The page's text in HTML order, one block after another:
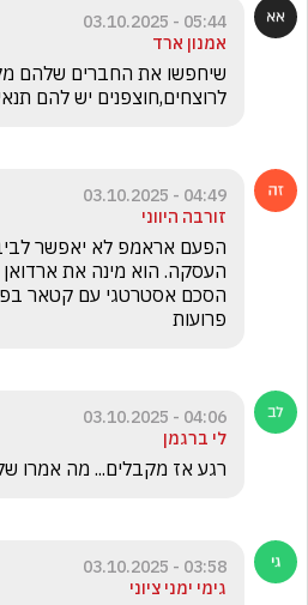
05:44 - 03.10.2025
אמנון ארד
לרוצחים,חוצפנים יש להם
04:49 - 03.10.2025
זורבה היווני
פרועות
04:06 - 03.10.2025
לי ברגמן
רגע אז מקבלים... מה אמרו
03:58 - 03.10.2025
גימי ימני ציוני